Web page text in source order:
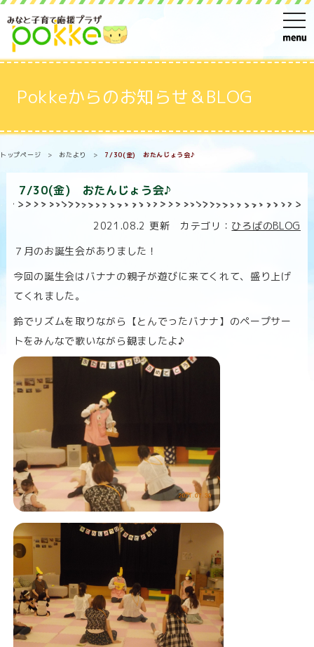
t
o
g
n
i
Pokkeからのお知らせ＆BLOG
トップページ > おたより > 7/30(金) おたんじょう会♪
7/30(金) おたんじょう会♪
2021.08.2 更新 カテゴリ： ひろばのBLOG
７月のお誕生会がありました！
今回の誕生会はバナナの親子が遊びに来てくれて、盛り上げ
てくれました。
鈴でリズムを取りながら【とんでったバナナ】のペープサー
トをみんなで歌いながら観ましたよ♪